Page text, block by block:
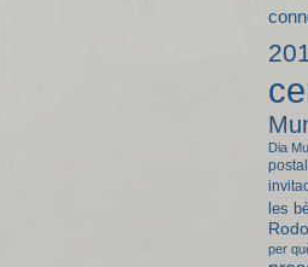
Dia
postal
les
per